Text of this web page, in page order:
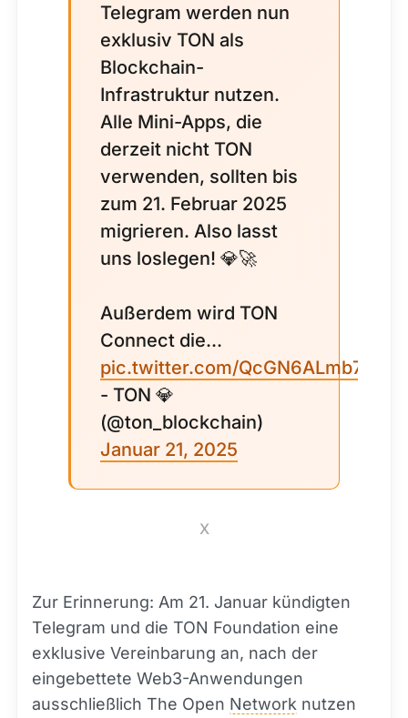
Telegram werden nun
exklusiv TON als
Blockchain-
Infrastruktur nutzen.
Alle Mini-Apps, die
derzeit nicht TON
verwenden, sollten bis
zum 21. Februar 2025
migrieren. Also lasst
uns loslegen! 💎🚀
Außerdem wird TON
Connect die...
pic.twitter.com/QcGN6ALmb7
- TON 💎
(@ton_blockchain)
Januar 21, 2025
X
Zur Erinnerung: Am 21. Januar kündigten
Telegram und die TON Foundation eine
exklusive Vereinbarung an, nach der
eingebettete Web3-Anwendungen
ausschließlich The Open Network nutzen